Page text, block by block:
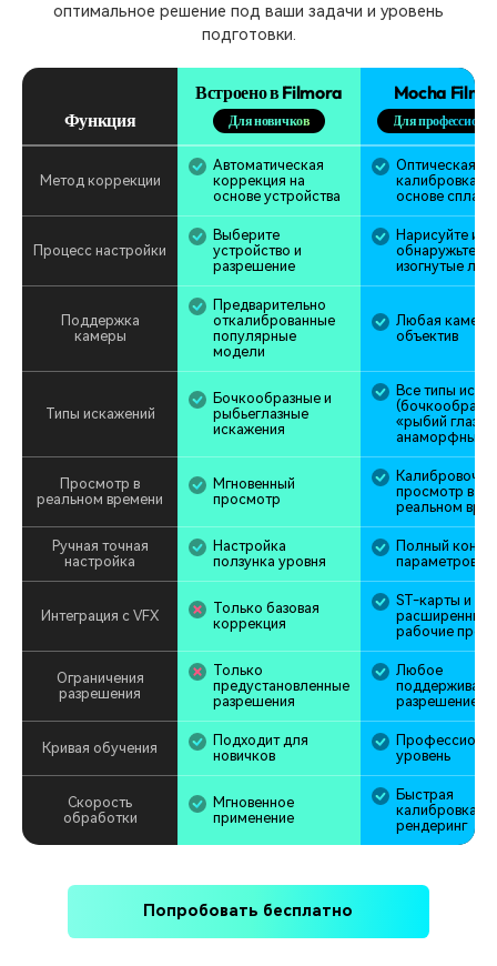
оптимальное решение под ваши задачи и уровень
подготовки.
Функция
Встроено в Filmora
Для новичков
Mocha
Для
Метод коррекции
Автоматическая
коррекция на
основе устройства
Оптическая
калибровка на
основе
Процесс настройки
Выберите
устройство и
разрешение
Нарисуйте или
обнаружьте
изогнутые
Поддержка
камеры
Предварительно
откалиброванные
популярные
модели
Любая камера
объектив
Типы искажений
Бочкообразные и
рыбьеглазные
искажения
Все типы
«рыбий глаз»,
анаморфные,
Просмотр в
реальном времени
Мгновенный
просмотр
просмотр в
реальном
Ручная точная
настройка
Настройка
ползунка уровня
Полный
параметров
Интеграция с VFX
Только базовая
коррекция
ST-карты и
расширенные
рабочие
Ограничения
разрешения
Только
предустановленные
разрешения
Любое
разрешение
Кривая обучения
Подходит для
новичков
уровень
Скорость
обработки
Мгновенное
применение
Быстрая
калибровка и
рендеринг
Попробовать бесплатно